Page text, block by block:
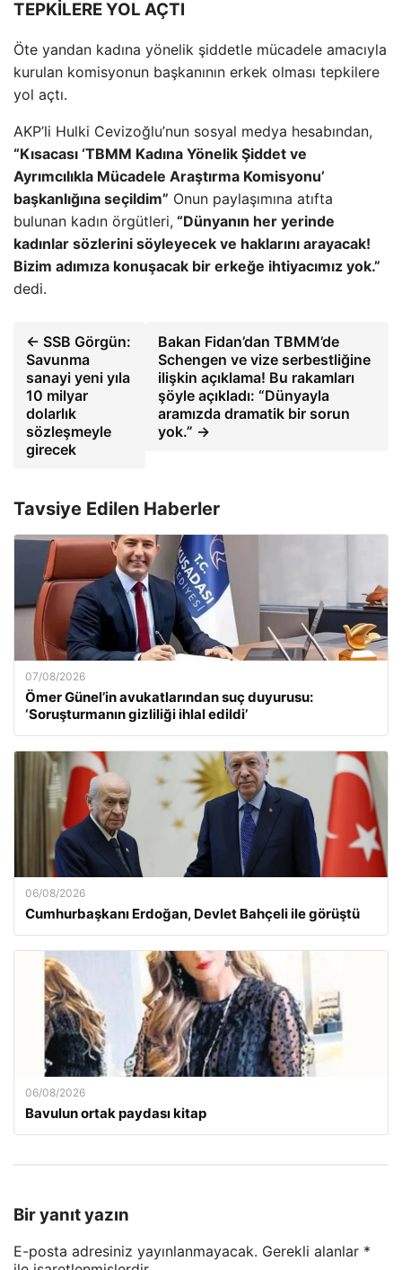
TEPKİLERE YOL AÇTI
Öte yandan kadına yönelik şiddetle mücadele amacıyla
kurulan komisyonun başkanının erkek olması tepkilere
yol açtı.
AKP’li Hulki Cevizoğlu’nun sosyal medya hesabından,
“Kısacası ‘TBMM Kadına Yönelik Şiddet ve
Ayrımcılıkla Mücadele Araştırma Komisyonu’
başkanlığına seçildim” Onun paylaşımına atıfta
bulunan kadın örgütleri, “Dünyanın her yerinde
kadınlar sözlerini söyleyecek ve haklarını arayacak!
Bizim adımıza konuşacak bir erkeğe ihtiyacımız yok.”
dedi.
← SSB Görgün:
Savunma
sanayi yeni yıla
10 milyar
dolarlık
sözleşmeyle
girecek
Bakan Fidan’dan TBMM’de
Schengen ve vize serbestliğine
ilişkin açıklama! Bu rakamları
şöyle açıkladı: “Dünyayla
aramızda dramatik bir sorun
yok.” →
Tavsiye Edilen Haberler
07/08/2026
Ömer Günel’in avukatlarından suç duyurusu:
‘Soruşturmanın gizliliği ihlal edildi’
06/08/2026
Cumhurbaşkanı Erdoğan, Devlet Bahçeli ile görüştü
06/08/2026
Bavulun ortak paydası kitap
Bir yanıt yazın
E-posta adresiniz yayınlanmayacak. Gerekli alanlar *